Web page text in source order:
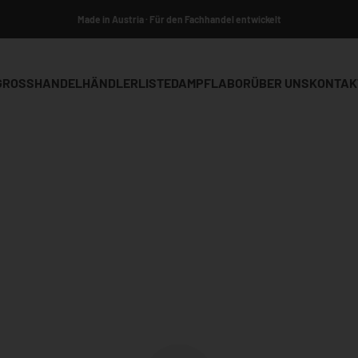
Made in Austria · Für den Fachhandel entwickelt
HÄNDLERLISTEDAMPFLABORÜBER UNS